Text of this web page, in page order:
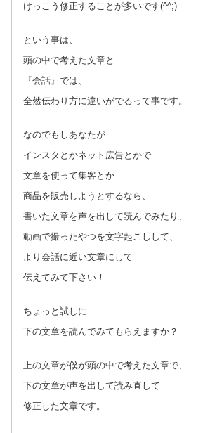
けっこう修正することが多いです(^^;)
という事は、
頭の中で考えた文章と
『会話』では、
全然伝わり方に違いがでるって事です。
なのでもしあなたが
インスタとかネット広告とかで
文章を使って集客とか
商品を販売しようとするなら、
書いた文章を声を出して読んでみたり、
動画で撮ったやつを文字起こしして、
より会話に近い文章にして
伝えてみて下さい！
ちょっと試しに
下の文章を読んでみてもらえますか？
上の文章が僕が頭の中で考えた文章で、
下の文章が声を出して読み直して
修正した文章です。